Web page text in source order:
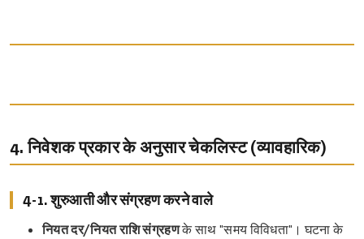
4. निवेशक प्रकार के अनुसार चेकलिस्ट (व्यावहारिक)
4-1. शुरुआती और संग्रहण करने वाले
नियत दर/नियत राशि संग्रहणके साथ "समय विविधता"। घटना के